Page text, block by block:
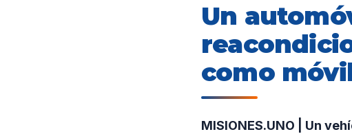
Un
como
MISIONES.UNO | Un